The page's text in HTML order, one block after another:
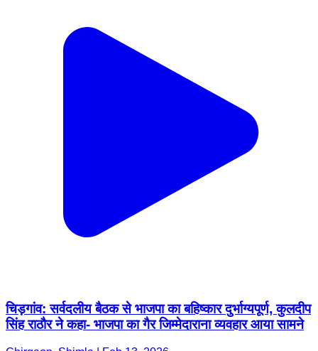
चिड़गांव: सर्वदलीय बैठक से भाजपा का बहिष्कार दुर्भाग्यपूर्ण, कुलदीप
सिंह राठौर ने कहा- भाजपा का गैर जिम्मेदाराना व्यवहार आया सामने